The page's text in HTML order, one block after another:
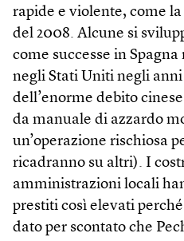
rapide e violente, come
del 2008. Alcune si
come successe in
negli Stati Uniti negli
dell’enorme debito
da manuale di azzardo
un’operazione rischiosa
ricadranno su altri). I
amministrazioni locali
prestiti così elevati
dato per scontato che